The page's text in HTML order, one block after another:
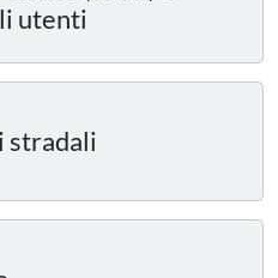
utenti
stradali